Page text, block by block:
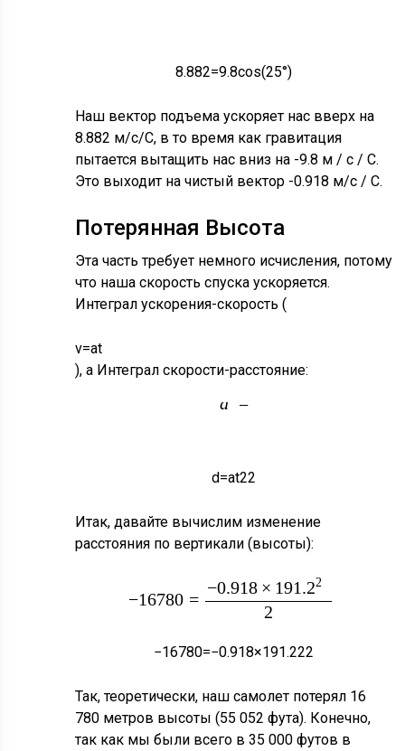
8.882=9.8cos(25°)
Наш вектор подъема ускоряет нас вверх на
8.882 м/с/С, в то время как гравитация
пытается вытащить нас вниз на -9.8 м / с / С.
Это выходит на чистый вектор -0.918 м/с / С.
Потерянная Высота
Эта часть требует немного исчисления, потому
что наша скорость спуска ускоряется.
Интеграл ускорения-скорость (
v =
v=at
), а Интеграл скорости-расстояние:
d =
A
d=at22
Итак, давайте вычислим изменение
расстояния по вертикали (высоты):
−16780 =
−0.918 × 191.22
2
−16780=−0.918×191.222
Так, теоретически, наш самолет потерял 16
780 метров высоты (55 052 фута). Конечно,
так как мы были всего в 35 000 футов в